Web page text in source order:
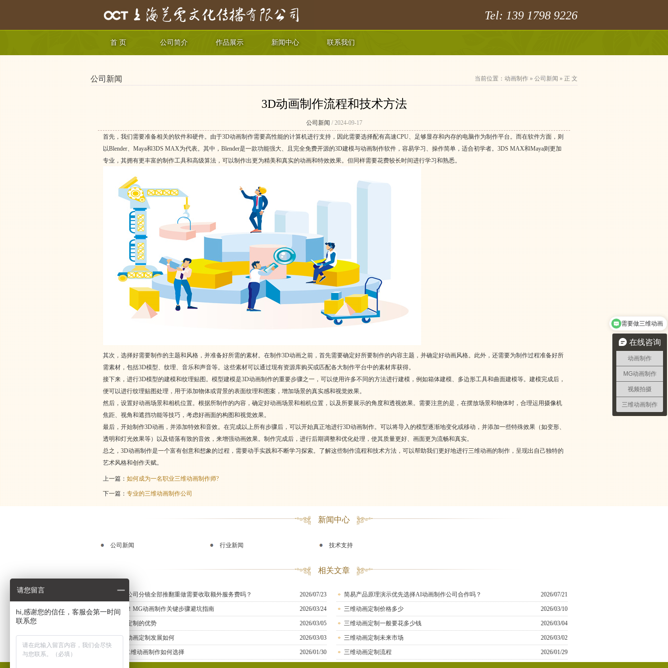
Tel: 139 1798 9226
首 页 公司简介 作品展示 新闻中心 联系我们
当前位置：动画制作»公司新闻» 正 文
公司新闻
3D动画制作流程和技术方法
公司新闻/ 2024-09-17
首先，我们需要准备相关的软件和硬件。由于3D动画制作需要高性能的计算机进行支持，因此需要选择配有高速CPU、足够显存和内存的电脑作为制作平台。而在软件方面，则
以Blender、Maya和3DS MAX为代表。其中，Blender是一款功能强大、且完全免费开源的3D建模与动画制作软件，容易学习、操作简单，适合初学者。3DS MAX和Maya则更加
专业，其拥有更丰富的制作工具和高级算法，可以制作出更为精美和真实的动画和特效效果。但同样需要花费较长时间进行学习和熟悉。
其次，选择好需要制作的主题和风格，并准备好所需的素材。在制作3D动画之前，首先需要确定好所要制作的内容主题，并确定好动画风格。此外，还需要为制作过程准备好所
需素材，包括3D模型、纹理、音乐和声音等。这些素材可以通过现有资源库购买或匹配各大制作平台中的素材库获得。
接下来，进行3D模型的建模和纹理贴图。模型建模是3D动画制作的重要步骤之一，可以使用许多不同的方法进行建模，例如箱体建模、多边形工具和曲面建模等。建模完成后，
便可以进行纹理贴图处理，用于添加物体或背景的表面纹理和图案，增加场景的真实感和视觉效果。
然后，设置好动画场景和相机位置。根据所制作的内容，确定好动画场景和相机位置，以及所要展示的角度和透视效果。需要注意的是，在摆放场景和物体时，合理运用摄像机
焦距、视角和遮挡功能等技巧，考虑好画面的构图和视觉效果。
最后，开始制作3D动画，并添加特效和音效。在完成以上所有步骤后，可以开始真正地进行3D动画制作。可以将导入的模型逐渐地变化或移动，并添加一些特殊效果（如变形、
透明和灯光效果等）以及错落有致的音效，来增强动画效果。制作完成后，进行后期调整和优化处理，使其质量更好、画面更为流畅和真实。
总之，3D动画制作是一个富有创意和想象的过程，需要动手实践和不断学习探索。了解这些制作流程和技术方法，可以帮助我们更好地进行三维动画的制作，呈现出自己独特的
艺术风格和创作天赋。
上一篇：如何成为一名职业三维动画制作师?
下一篇：专业的三维动画制作公司
新闻中心
公司新闻 行业新闻 技术支持
相关文章
动画制作公司分镜全部推翻重做需要收取额外服务费吗？ 2026/07/23 简易产品原理演示优先选择AI动画制作公司合作吗？ 2026/07/21
新手必知！MG动画制作关键步骤避坑指南 2026/03/24 三维动画定制价格多少 2026/03/10
三维动画定制的优势 2026/03/05 三维动画定制一般要花多少钱 2026/03/04
上海三维动画定制发展如何 2026/03/03 三维动画定制未来市场 2026/03/02
专业MG二维动画制作如何选择 2026/01/30 三维动画定制流程 2026/01/29
在线咨询
动画制作
MG动画制作
视频拍摄
三维动画制作
需要做三维动画
请您留言
hi,感谢您的信任，客服会第一时间
联系您